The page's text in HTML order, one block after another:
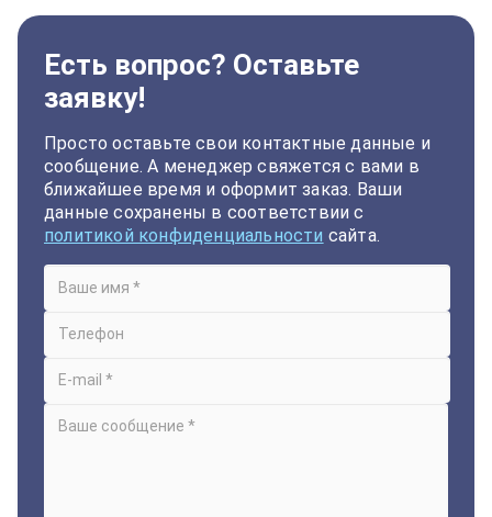
Есть вопрос? Оставьте
заявку!
Просто оставьте свои контактные данные и
сообщение. А менеджер свяжется с вами в
ближайшее время и оформит заказ. Ваши
данные сохранены в соответствии с
политикой конфиденциальности сайта.